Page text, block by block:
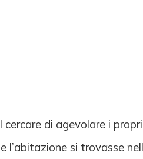
cercare di agevolare i
si trovasse